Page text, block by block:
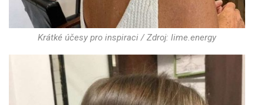
Krátké účesy pro inspiraci / Zdroj: lime.energy